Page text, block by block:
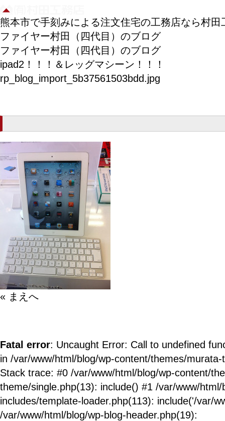
熊本市で手刻みによる注文住宅の工務店なら村田
ファイヤー村田（四代目）のブログ
ファイヤー村田（四代目）のブログ
ipad2！！！＆レッグマシーン！！！
rp_blog_import_5b37561503bdd.jpg
« まえへ
Fatal error: Uncaught Error: Call to undefined
in /var/www/html/blog/wp-content/themes/
Stack trace: #0 /var/www/html/blog/wp-content/
theme/single.php(13): include() #1 /var/www/html/
includes/template-loader.php(113): include('/var/
/var/www/html/blog/wp-blog-header.php(19):